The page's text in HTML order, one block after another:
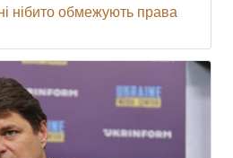
нібито обмежують права